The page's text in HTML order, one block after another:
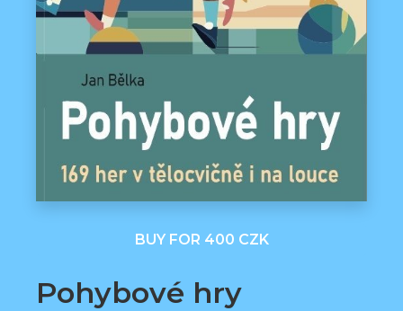
BUY FOR 400 CZK
Pohybové hry